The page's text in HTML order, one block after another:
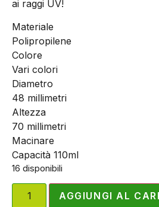
ai raggi UV!
Materiale
Polipropilene
Colore
Vari colori
Diametro
48 millimetri
Altezza
70 millimetri
Macinare
Capacità 110ml
16 disponibili
AGGIUNGI AL